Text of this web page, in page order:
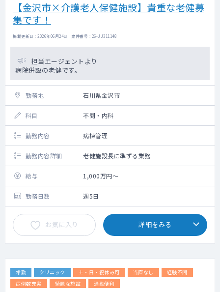
【金沢市×介護老人保健施設】貴重な老健募
集です！
掲載更新日 : 2026年06月24日 案件番号 : 26-JJ311148
担当エージェントより
病院併設の老健です。
勤務地 石川県金沢市
科目 不問・内科
勤務内容 病棟管理
勤務内容詳細 老健施設長に準ずる業務
給与 1,000万円～
勤務日数 週5日
お気に入り 詳細をみる
常勤 クリニック 土・日・祝休み可 当直なし
経験不問
症例数充実
綺麗な施設 通勤便利